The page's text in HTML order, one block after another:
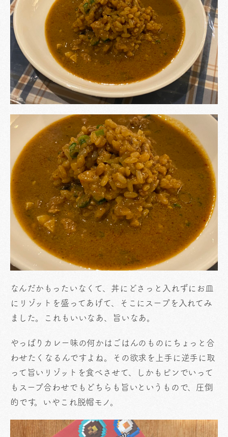
なんだかもったいなくて、丼にどさっと入れずにお皿
にリゾットを盛ってあげて、そこにスープを入れてみ
ました。これもいいなあ、旨いなあ。
やっぱりカレー味の何かはごはんのものにちょっと合
わせたくなるんですよね。その欲求を上手に逆手に取
って旨いリゾットを食べさせて、しかもピンでいって
もスープ合わせでもどちらも旨いというもので、圧倒
的です。いやこれ脱帽モノ。